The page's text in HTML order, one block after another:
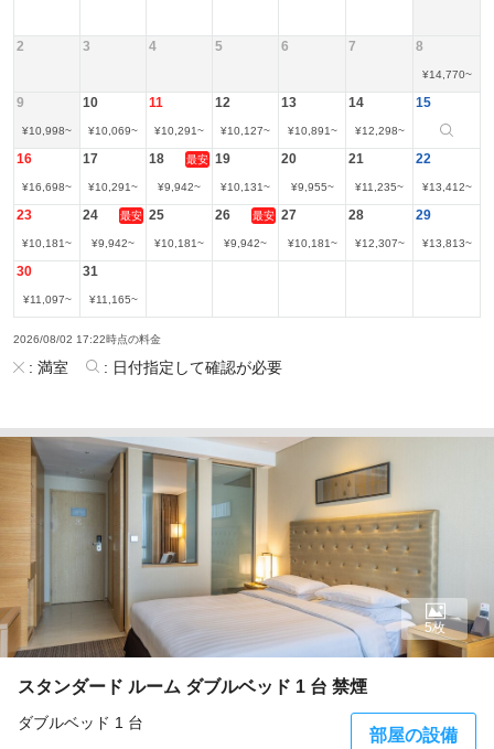
2 3 4 5 6 7 8
¥14,770~
9
¥10,998~
10
¥10,069~
11
¥10,291~
12
¥10,127~
13
¥10,891~
14
¥12,298~
15
16
¥16,698~
17
¥10,291~
18 最安
¥9,942~
19
¥10,131~
20
¥9,955~
21
¥11,235~
22
¥13,412~
23
¥10,181~
24 最安
¥9,942~
25
¥10,181~
26 最安
¥9,942~
27
¥10,181~
28
¥12,307~
29
¥13,813~
30
¥11,097~
31
¥11,165~
2026/08/02 17:22時点の料金
: 満室 : 日付指定して確認が必要
スタンダード ルーム ダブルベッド 1 台 禁煙
ダブルベッド 1 台
部屋の設備
5枚